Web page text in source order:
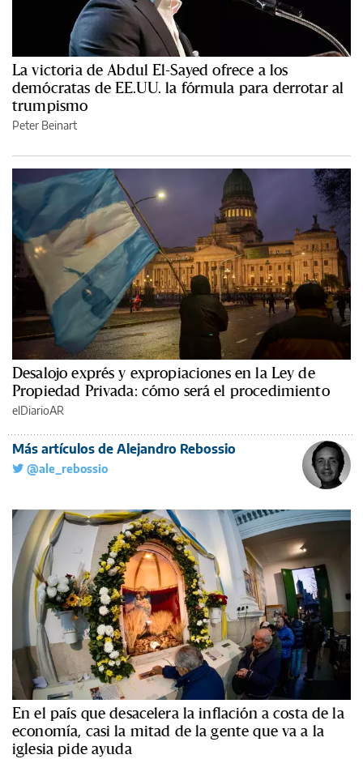
La victoria de Abdul El-Sayed ofrece a los
demócratas de EE.UU. la fórmula para derrotar al
trumpismo
Peter Beinart
Desalojo exprés y expropiaciones en la Ley de
Propiedad Privada: cómo será el procedimiento
elDiarioAR
Más artículos de Alejandro Rebossio
@ale_rebossio
En el país que desacelera la inflación a costa de la
economía, casi la mitad de la gente que va a la
iglesia pide ayuda